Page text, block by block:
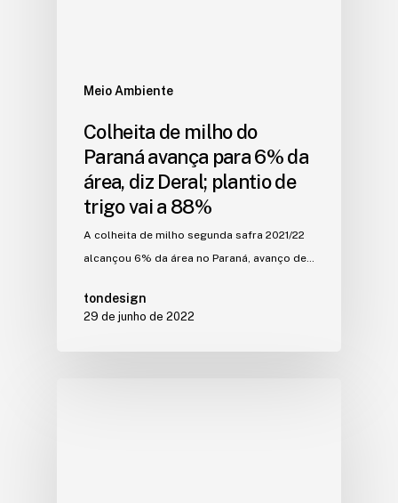
Meio Ambiente
Colheita de milho do
Paraná avança para 6% da
área, diz Deral; plantio de
trigo vai a 88%
A colheita de milho segunda safra 2021/22
alcançou 6% da área no Paraná, avanço de…
tondesign
29 de junho de 2022